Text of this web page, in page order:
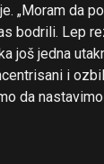
„Moram da
bodrili. Lep
još jedna
i
da